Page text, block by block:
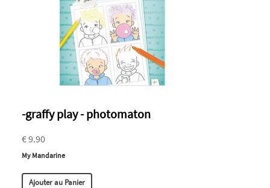
-graffy play - photomaton
€ 9.90
My Mandarine
Ajouter au Panier